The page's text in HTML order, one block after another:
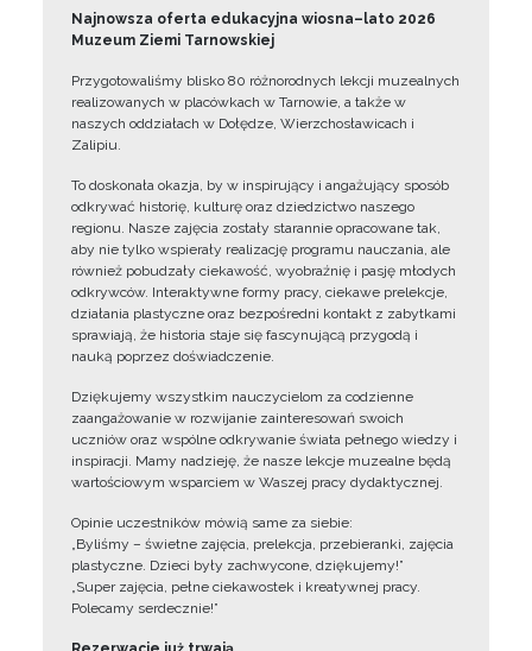
Najnowsza oferta edukacyjna wiosna–lato 2026
Muzeum Ziemi Tarnowskiej
Przygotowaliśmy blisko 80 różnorodnych lekcji muzealnych
realizowanych w placówkach w Tarnowie, a także w
naszych oddziałach w Dołędze, Wierzchosławicach i
Zalipiu.
To doskonała okazja, by w inspirujący i angażujący sposób
odkrywać historię, kulturę oraz dziedzictwo naszego
regionu. Nasze zajęcia zostały starannie opracowane tak,
aby nie tylko wspierały realizację programu nauczania, ale
również pobudzały ciekawość, wyobraźnię i pasję młodych
odkrywców. Interaktywne formy pracy, ciekawe prelekcje,
działania plastyczne oraz bezpośredni kontakt z zabytkami
sprawiają, że historia staje się fascynującą przygodą i
nauką poprzez doświadczenie.
Dziękujemy wszystkim nauczycielom za codzienne
zaangażowanie w rozwijanie zainteresowań swoich
uczniów oraz wspólne odkrywanie świata pełnego wiedzy i
inspiracji. Mamy nadzieję, że nasze lekcje muzealne będą
wartościowym wsparciem w Waszej pracy dydaktycznej.
Opinie uczestników mówią same za siebie:
„Byliśmy – świetne zajęcia, prelekcja, przebieranki, zajęcia
plastyczne. Dzieci były zachwycone, dziękujemy!”
„Super zajęcia, pełne ciekawostek i kreatywnej pracy.
Polecamy serdecznie!”